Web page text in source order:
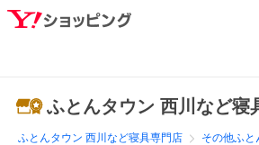
ふとんタウン 西川など寝
ふとんタウン 西川など寝具専門店 その他ふと